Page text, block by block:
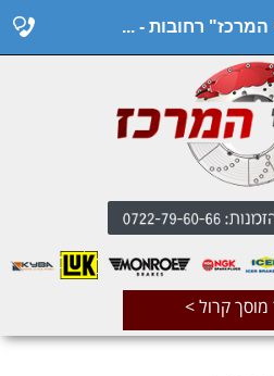
רחובות - ...
קרול >